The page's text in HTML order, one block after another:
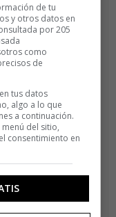
de tu
y otros datos en
por 205
como
de
tus datos
algo a lo que
a continuación.
del sitio,
consentimiento en